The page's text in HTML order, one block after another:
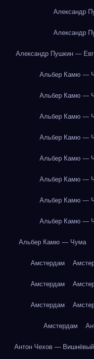
Александр
Александр
Александр Пушкин —
Альбер Камю —
Альбер Камю —
Альбер Камю —
Альбер Камю —
Альбер Камю —
Альбер Камю —
Альбер Камю —
Альбер Камю —
Альбер Камю — Чума
Амстердам
Амстердам
Амстердам
Амстердам
Антон Чехов —